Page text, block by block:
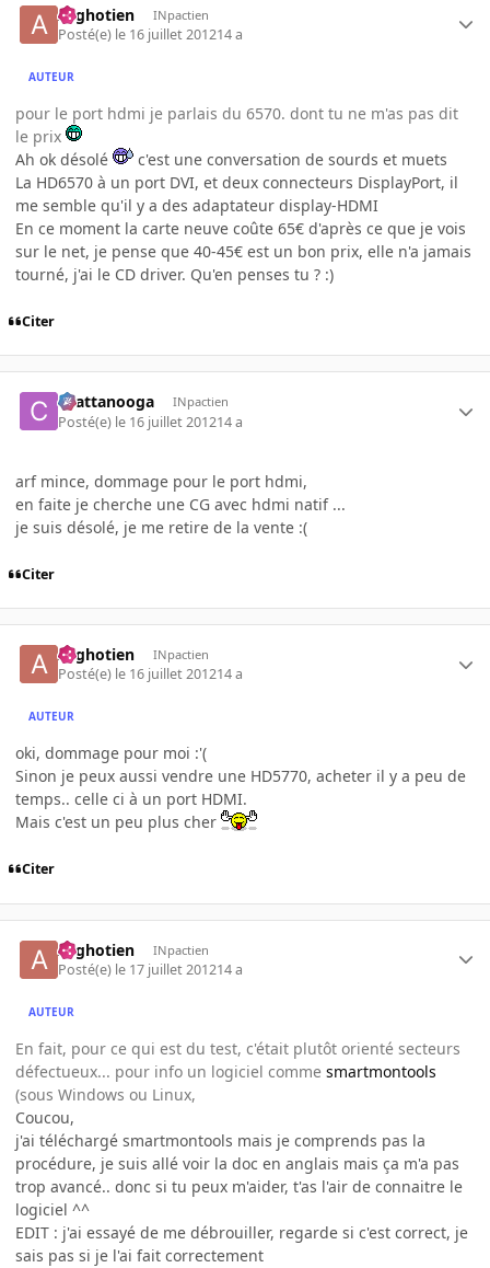
Arghotien INpactien
Posté(e) le 16 juillet 201214 a
AUTEUR
pour le port hdmi je parlais du 6570. dont tu ne m'as pas dit
le prix
Ah ok désolé
c'est une conversation de sourds et muets
La HD6570 à un port DVI, et deux connecteurs DisplayPort, il
me semble qu'il y a des adaptateur display-HDMI
En ce moment la carte neuve coûte 65€ d'après ce que je vois
sur le net, je pense que 40-45€ est un bon prix, elle n'a jamais
tourné, j'ai le CD driver. Qu'en penses tu ? :)
Citer
chattanooga INpactien
Posté(e) le 16 juillet 201214 a
arf mince, dommage pour le port hdmi,
en faite je cherche une CG avec hdmi natif ...
je suis désolé, je me retire de la vente :(
Citer
Arghotien INpactien
Posté(e) le 16 juillet 201214 a
AUTEUR
oki, dommage pour moi :'(
Sinon je peux aussi vendre une HD5770, acheter il y a peu de
temps.. celle ci à un port HDMI.
Mais c'est un peu plus cher
Citer
Arghotien INpactien
Posté(e) le 17 juillet 201214 a
AUTEUR
En fait, pour ce qui est du test, c'était plutôt orienté secteurs
défectueux... pour info un logiciel comme smartmontools
(sous Windows ou Linux,
Coucou,
j'ai téléchargé smartmontools mais je comprends pas la
procédure, je suis allé voir la doc en anglais mais ça m'a pas
trop avancé.. donc si tu peux m'aider, t'as l'air de connaitre le
logiciel ^^
EDIT : j'ai essayé de me débrouiller, regarde si c'est correct, je
sais pas si je l'ai fait correctement